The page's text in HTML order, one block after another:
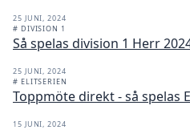
25 JUNI, 2024
# DIVISION 1
Så spelas division 1 Herr
25 JUNI, 2024
# ELITSERIEN
Toppmöte direkt - så spelas
15 JUNI, 2024